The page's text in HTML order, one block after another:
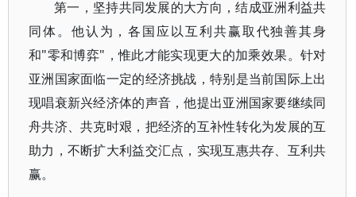
第一，坚持共同发展的大方向，结成亚洲利益共
同体。他认为，各国应以互利共赢取代独善其身
和"零和博弈"，惟此才能实现更大的加乘效果。针对
亚洲国家面临一定的经济挑战，特别是当前国际上出
现唱衰新兴经济体的声音，他提出亚洲国家要继续同
舟共济、共克时艰，把经济的互补性转化为发展的互
助力，不断扩大利益交汇点，实现互惠共存、互利共
赢。